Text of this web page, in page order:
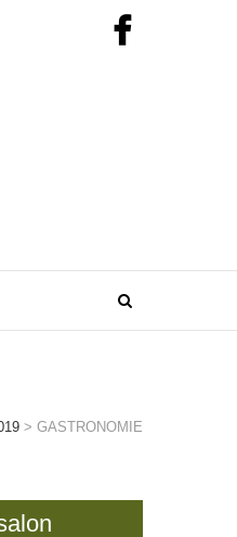
> GASTRONOMIE